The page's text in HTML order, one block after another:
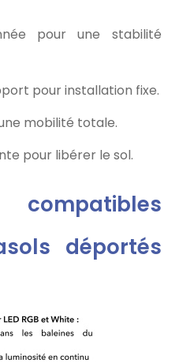
pour une stabilité
pour installation fixe.
mobilité totale.
pour libérer le sol.
déportés